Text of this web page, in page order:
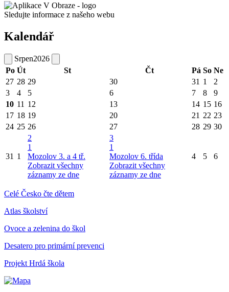
Sledujte informace z našeho webu
Kalendář
Srpen2026
Po Út St Čt Pá So Ne
27 28 29 30 31 1
2
3
4 5 6 7 8
9
10 11 12 13 14 15 16
17 18 19 20 21 22 23
24 25 26 27 28 29 30
31 1
2
1
Mozolov 3. a 4 tř.
Zobrazit všechny
záznamy ze dne
3
1
Mozolov 6. třída
Zobrazit všechny
záznamy ze dne
4 5 6
Celé Česko čte dětem
Atlas školství
Ovoce a zelenina do škol
Desatero pro primární prevenci
Projekt Hrdá škola